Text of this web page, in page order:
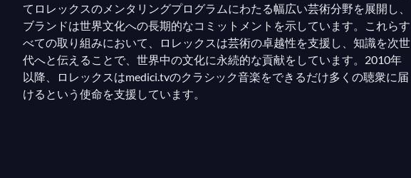
てロレックスのメンタリングプログラムにわたる幅広い芸術分野を展開し、
ブランドは世界文化への長期的なコミットメントを示しています。これらす
べての取り組みにおいて、ロレックスは芸術の卓越性を支援し、知識を次世
代へと伝えることで、世界中の文化に永続的な貢献をしています。2010年
以降、ロレックスはmedici.tvのクラシック音楽をできるだけ多くの聴衆に届
けるという使命を支援しています。